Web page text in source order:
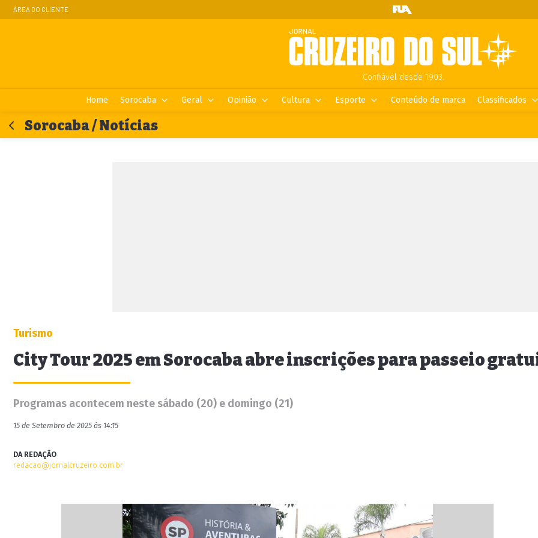
ÁREA DO CLIENTE
Confiável desde 1903.
Home Sorocaba Geral Opinião Cultura Esporte Conteúdo de marca Classificados
Sorocaba / Notícias
Turismo
City Tour 2025 em Sorocaba abre inscrições para passeio
Programas acontecem neste sábado (20) e domingo (21)
15 de Setembro de 2025 às 14:15
DA REDAÇÃO
redacao@jornalcruzeiro.com.br